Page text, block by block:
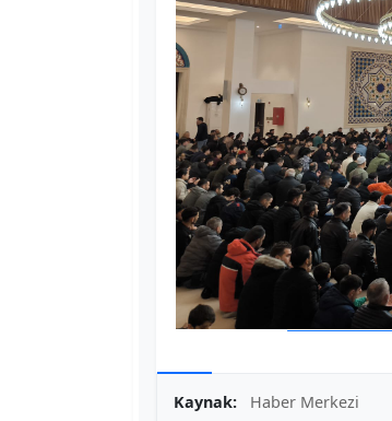
Kaynak: Haber Merkezi